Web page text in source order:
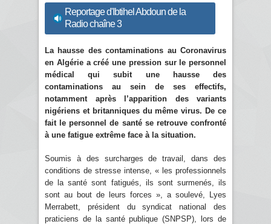
Reportage d'Ibtihel Abdoun de la
Radio chaîne 3
La hausse des contaminations au Coronavirus
en Algérie a créé une pression sur le personnel
médical qui subit une hausse des
contaminations au sein de ses effectifs,
notamment après l’apparition des variants
nigériens et britanniques du même virus. De ce
fait le personnel de santé se retrouve confronté
à une fatigue extrême face à la situation.
Soumis à des surcharges de travail, dans des
conditions de stresse intense, « les professionnels
de la santé sont fatigués, ils sont surmenés, ils
sont au bout de leurs forces », a soulevé, Lyes
Merrabett, président du syndicat national des
praticiens de la santé publique (SNPSP), lors de